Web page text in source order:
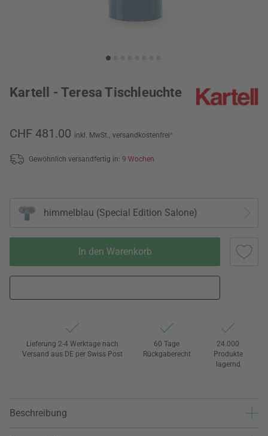
Kartell - Teresa Tischleuchte
CHF 481.00 inkl. MwSt., versandkostenfrei*
Gewöhnlich versandfertig in: 9 Wochen
himmelblau (Special Edition Salone)
In den Warenkorb
Lieferung 2-4 Werktage nach
Versand aus DE per Swiss Post
60 Tage
Rückgaberecht
24.000
Produkte
lagernd
Beschreibung